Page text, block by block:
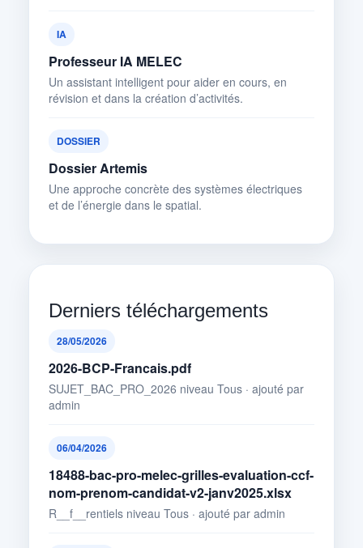
IA
Professeur IA MELEC
Un assistant intelligent pour aider en cours, en
révision et dans la création d’activités.
DOSSIER
Dossier Artemis
Une approche concrète des systèmes électriques
et de l’énergie dans le spatial.
Derniers téléchargements
28/05/2026
2026-BCP-Francais.pdf
SUJET_BAC_PRO_2026 niveau Tous · ajouté par
admin
06/04/2026
18488-bac-pro-melec-grilles-evaluation-ccf-
nom-prenom-candidat-v2-janv2025.xlsx
R__f__rentiels niveau Tous · ajouté par admin